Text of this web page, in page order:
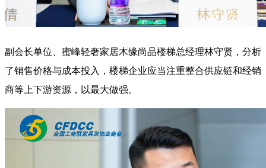
副会长单位、蜜峰轻奢家居木缘尚品楼梯总经理林守贤，分析
了销售价格与成本投入，楼梯企业应当注重整合供应链和经销
商等上下游资源，以最大做强。